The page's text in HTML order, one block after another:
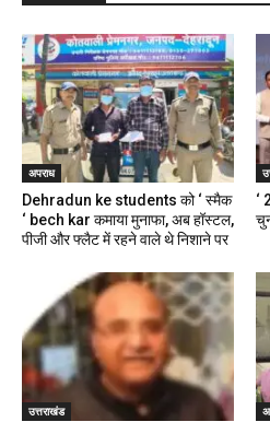
अपराध
Dehradun ke students को ‘ स्मैक
‘ bech kar कमाया मुनाफा, अब हॉस्टल,
पीजी और फ्लैट में रहने वाले थे निशाने पर
‘
उत्तराखंड